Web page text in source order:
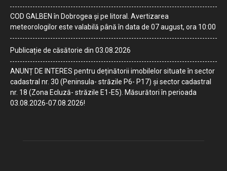
COD GALBEN în Dobrogea și pe litoral. Avertizarea
meteorologilor este valabilă până în data de 07 august, ora 10:00
Publicație de căsătorie din 03.08.2026
ANUNȚ DE INTERES pentru deținătorii imobilelor situate în sector
cadastral nr. 30 (Peninsula- străzile P6- P17) și sector cadastral
nr. 18 (Zona Ecluză- străzile E1-E5). Măsurători în perioada
03.08.2026-07.08.2026!